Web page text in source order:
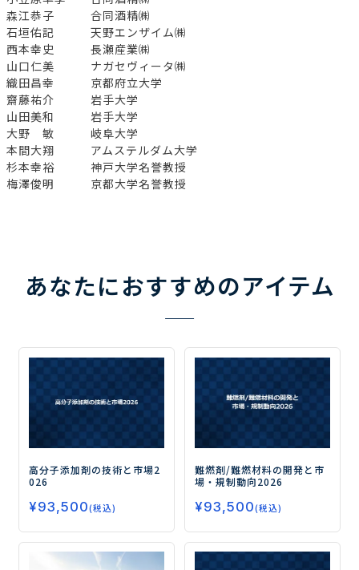
森江恭子 合同酒精㈱
石垣佑記 天野エンザイム㈱
西本幸史 長瀬産業㈱
山口仁美 ナガセヴィータ㈱
織田昌幸 京都府立大学
齋藤祐介 岩手大学
山田美和 岩手大学
大野 敏 岐阜大学
本間大翔 アムステルダム大学
杉本幸裕 神戸大学名誉教授
梅澤俊明 京都大学名誉教授
あなたにおすすめのアイテム
高分子添加剤の技術と市場2
026
¥93,500(税込)
難燃剤/難燃材料の開発と市
場・規制動向2026
¥93,500(税込)